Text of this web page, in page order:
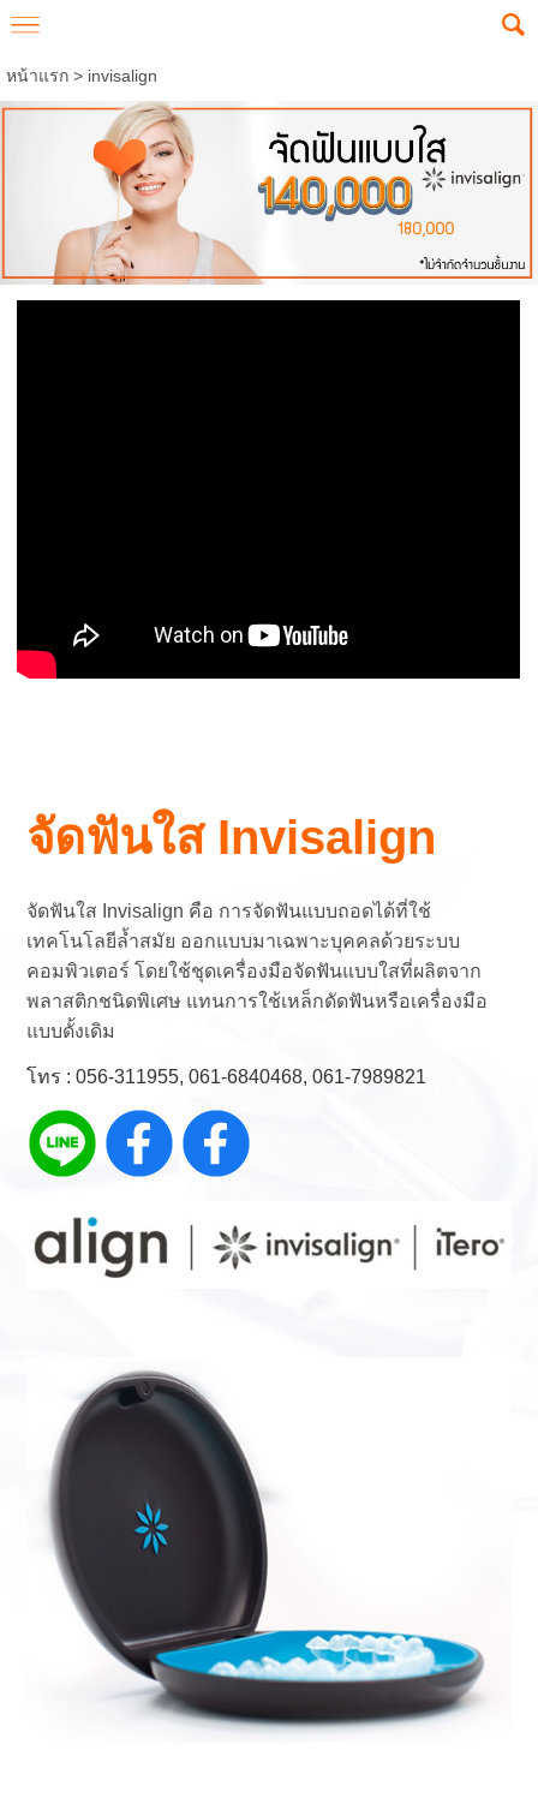
หน้าแรก> invisalign
จัดฟันใส Invisalign
จัดฟันใส Invisalign คือ การจัดฟันแบบถอดได้ที่ใช้
เทคโนโลยีล้ำสมัย ออกแบบมาเฉพาะบุคคลด้วยระบบ
คอมพิวเตอร์ โดยใช้ชุดเครื่องมือจัดฟันแบบใสที่ผลิตจาก
พลาสติกชนิดพิเศษ แทนการใช้เหล็กดัดฟันหรือเครื่องมือ
แบบดั้งเดิม
โทร :056-311955,061-6840468,061-7989821